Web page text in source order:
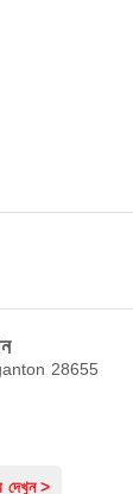
28655
দেখুন >